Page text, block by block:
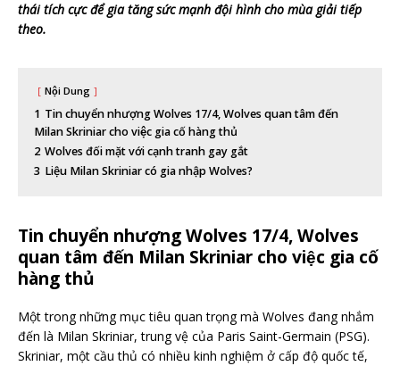
thái tích cực để gia tăng sức mạnh đội hình cho mùa giải tiếp
theo.
Nội Dung
1 Tin chuyển nhượng Wolves 17/4, Wolves quan tâm đến
Milan Skriniar cho việc gia cố hàng thủ
2 Wolves đối mặt với cạnh tranh gay gắt
3 Liệu Milan Skriniar có gia nhập Wolves?
Tin chuyển nhượng Wolves 17/4, Wolves
quan tâm đến Milan Skriniar cho việc gia cố
hàng thủ
Một trong những mục tiêu quan trọng mà Wolves đang nhắm
đến là Milan Skriniar, trung vệ của Paris Saint-Germain (PSG).
Skriniar, một cầu thủ có nhiều kinh nghiệm ở cấp độ quốc tế,